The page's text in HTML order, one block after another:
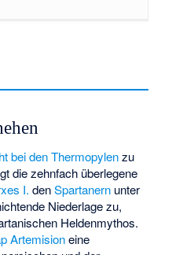
bei den Thermopylenzu
die zehnfach überlegene
I. denSpartanernunter
Niederlage zu,
Heldenmythos.
Artemisioneine